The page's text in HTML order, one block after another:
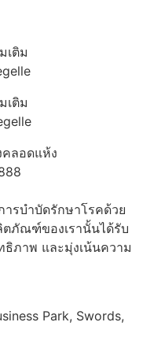
เติม
เติม
ลอดแห้ง
ารบำบัดรักษาโรคด้วย
ภัณฑ์ของเรานั้นได้รับ
ภาพ และมุ่งเน้นความ
Park, Swords,